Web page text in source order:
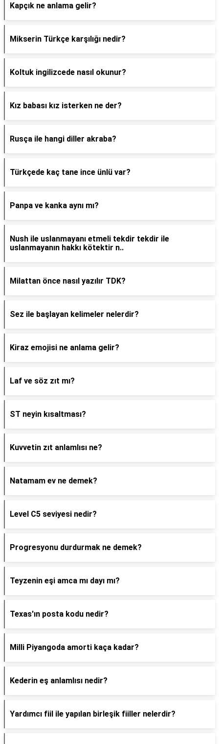
Kapçık ne anlama gelir?
Mikserin Türkçe karşılığı nedir?
Koltuk ingilizcede nasıl okunur?
Kız babası kız isterken ne der?
Rusça ile hangi diller akraba?
Türkçede kaç tane ince ünlü var?
Panpa ve kanka aynı mı?
Nush ile uslanmayanı etmeli tekdir tekdir ile
uslanmayanın hakkı kötektir n..
Milattan önce nasıl yazılır TDK?
Sez ile başlayan kelimeler nelerdir?
Kiraz emojisi ne anlama gelir?
Laf ve söz zıt mı?
ST neyin kısaltması?
Kuvvetin zıt anlamlısı ne?
Natamam ev ne demek?
Level C5 seviyesi nedir?
Progresyonu durdurmak ne demek?
Teyzenin eşi amca mı dayı mı?
Texas'ın posta kodu nedir?
Milli Piyangoda amorti kaça kadar?
Kederin eş anlamlısı nedir?
Yardımcı fiil ile yapılan birleşik fiiller nelerdir?